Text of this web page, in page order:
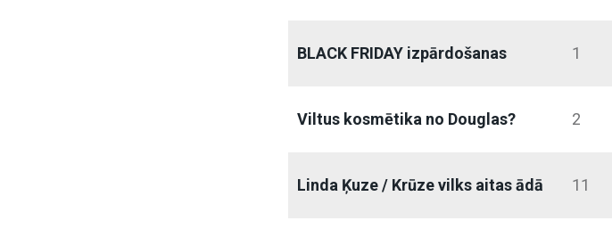
BLACK FRIDAY izpārdošanas 1
Viltus kosmētika no Douglas? 2
Linda Ķuze / Krūze vilks aitas ādā 11